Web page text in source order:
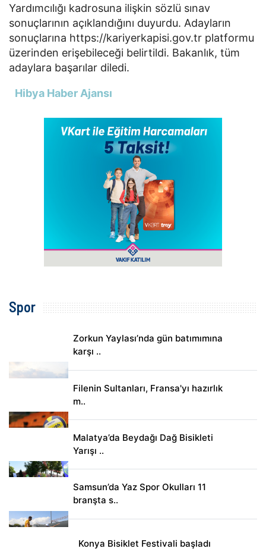
Yardımcılığı kadrosuna ilişkin sözlü sınav
sonuçlarının açıklandığını duyurdu. Adayların
sonuçlarına https://kariyerkapisi.gov.tr platformu
üzerinden erişebileceği belirtildi. Bakanlık, tüm
adaylara başarılar diledi.
Hibya Haber Ajansı
Spor
Zorkun Yaylası’nda gün batımımına
karşı ..
Filenin Sultanları, Fransa'yı hazırlık
m..
Malatya’da Beydağı Dağ Bisikleti
Yarışı ..
Samsun’da Yaz Spor Okulları 11
branşta s..
Konya Bisiklet Festivali başladı